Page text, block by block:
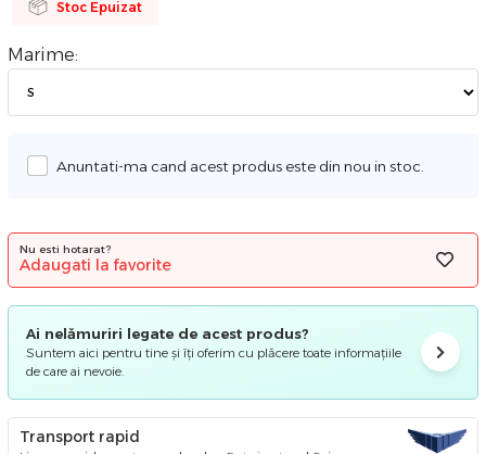
Stoc Epuizat
Marime:
Anuntati-ma cand acest produs este din nou in stoc.
Nu esti hotarat?
Adaugati la favorite
Ai nelămuriri legate de acest produs?
Suntem aici pentru tine și îți oferim cu plăcere toate informațiile
de care ai nevoie.
Transport rapid